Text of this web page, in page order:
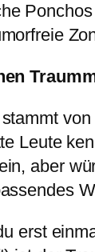
Leute
aber
erst